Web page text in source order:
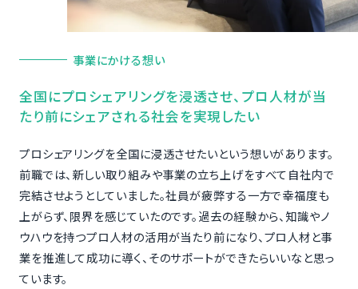
事業にかける想い
全国にプロシェアリングを浸透させ、プロ人材が当
たり前にシェアされる社会を実現したい
プロシェアリングを全国に浸透させたいという想いがあります。
前職では、新しい取り組みや事業の立ち上げをすべて自社内で
完結させようとしていました。社員が疲弊する一方で幸福度も
上がらず、限界を感じていたのです。過去の経験から、知識やノ
ウハウを持つプロ人材の活用が当たり前になり、プロ人材と事
業を推進して成功に導く、そのサポートができたらいいなと思っ
ています。